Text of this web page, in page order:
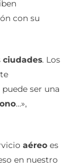
con su
ser una
…»,
en nuestro
regiones